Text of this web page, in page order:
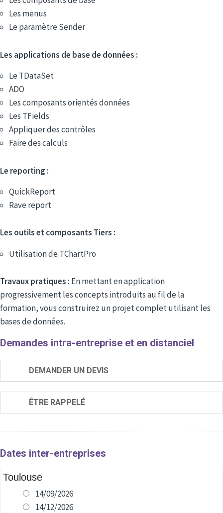
Les menus
Le paramètre Sender
Les applications de base de données :
Le TDataSet
ADO
Les composants orientés données
Les TFields
Appliquer des contrôles
Faire des calculs
Le reporting :
QuickReport
Rave report
Les outils et composants Tiers :
Utilisation de TChartPro
Travaux pratiques : En mettant en application
progressivement les concepts introduits au fil de la
formation, vous construirez un projet complet utilisant les
bases de données.
Demandes intra-entreprise et en distanciel
DEMANDER UN DEVIS
ÊTRE RAPPELÉ
Dates inter-entreprises
Toulouse
14/09/2026
14/12/2026